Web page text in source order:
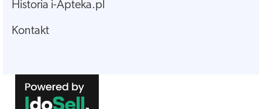
Historia i-Apteka.pl
Kontakt